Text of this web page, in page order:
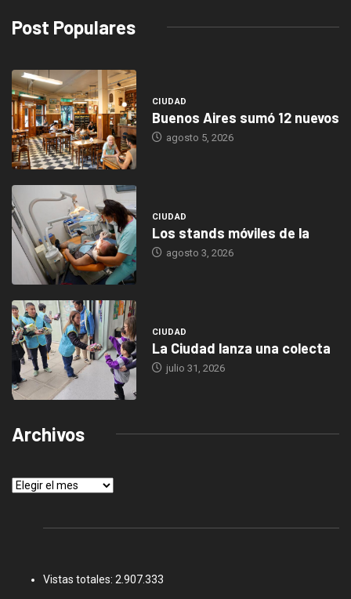
Post Populares
CIUDAD
Buenos Aires sumó 12 nuevos
agosto 5, 2026
CIUDAD
Los stands móviles de la
agosto 3, 2026
CIUDAD
La Ciudad lanza una colecta
julio 31, 2026
Archivos
Archivos
Vistas totales: 2.907.333